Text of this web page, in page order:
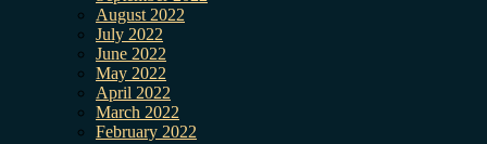
August 2022
July 2022
June 2022
May 2022
April 2022
March 2022
February 2022